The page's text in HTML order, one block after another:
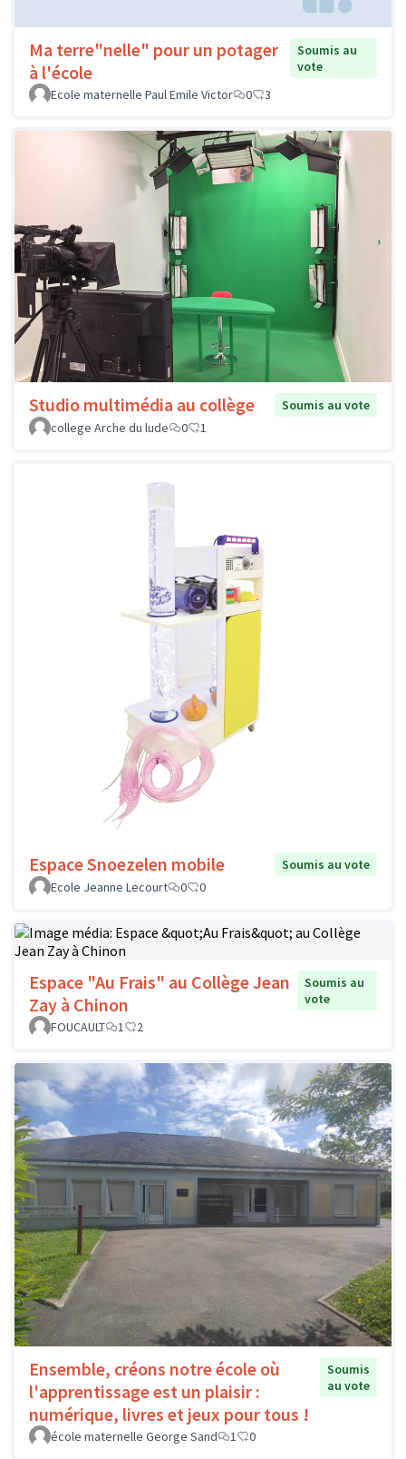
Ma terre"nelle" pour un potager
à l'école
Soumis au
vote
Ecole maternelle Paul Emile Victor
0 3
Studio multimédia au collège
Soumis au vote
college Arche du lude
0 1
Espace Snoezelen mobile
Soumis au vote
Ecole Jeanne Lecourt
0 0
Espace "Au Frais" au Collège Jean
Zay à Chinon
Soumis au
vote
FOUCAULT
1 2
Ensemble, créons notre école où
l'apprentissage est un plaisir :
numérique, livres et jeux pour tous !
Soumis
au vote
école maternelle George Sand 1 0